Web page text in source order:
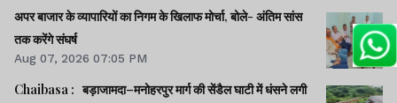
अपर बाजार के व्यापारियों का निगम के खिलाफ मोर्चा, बोले- अंतिम सांस
तक करेंगे संघर्ष
Aug 07, 2026 07:05 PM
Chaibasa : बड़ाजामदा–मनोहरपुर मार्ग की सेंडैल घाटी में धंसने लगी